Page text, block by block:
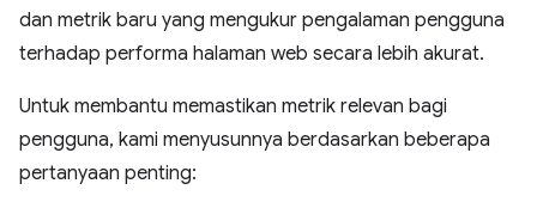
dan metrik baru yang mengukur pengalaman pengguna
terhadap performa halaman web secara lebih akurat.
Untuk membantu memastikan metrik relevan bagi
pengguna, kami menyusunnya berdasarkan beberapa
pertanyaan penting: